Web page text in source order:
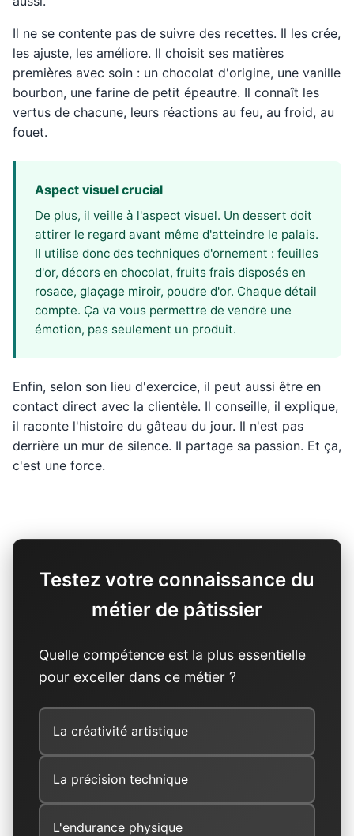
Il ne se contente pas de suivre des recettes. Il les crée,
les ajuste, les améliore. Il choisit ses matières
premières avec soin : un chocolat d'origine, une vanille
bourbon, une farine de petit épeautre. Il connaît les
vertus de chacune, leurs réactions au feu, au froid, au
fouet.
Aspect visuel crucial
De plus, il veille à l'aspect visuel. Un dessert doit
attirer le regard avant même d'atteindre le palais.
Il utilise donc des techniques d'ornement : feuilles
d'or, décors en chocolat, fruits frais disposés en
rosace, glaçage miroir, poudre d'or. Chaque détail
compte. Ça va vous permettre de vendre une
émotion, pas seulement un produit.
Enfin, selon son lieu d'exercice, il peut aussi être en
contact direct avec la clientèle. Il conseille, il explique,
il raconte l'histoire du gâteau du jour. Il n'est pas
derrière un mur de silence. Il partage sa passion. Et ça,
c'est une force.
Testez votre connaissance du
métier de pâtissier
Quelle compétence est la plus essentielle
pour exceller dans ce métier ?
La créativité artistique
La précision technique
L'endurance physique